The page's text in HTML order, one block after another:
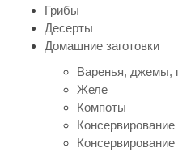
Грибы
Десерты
Домашние заготовки
Варенья, джемы,
Желе
Компоты
Консервирование